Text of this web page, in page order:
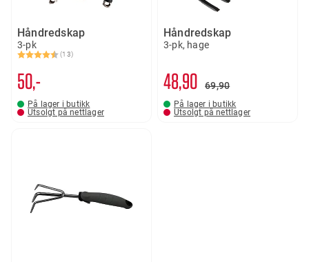
Håndredskap
3-pk
Karakter:
(13)
4.5 av 5 mulige
50,-
På lager i butikk
Utsolgt på nettlager
Håndredskap
3-pk, hage
48 90 69 90
På lager i butikk
Utsolgt på nettlager